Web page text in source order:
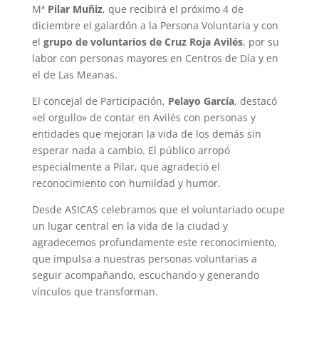
Mª Pilar Muñiz, que recibirá el próximo 4 de
diciembre el galardón a la Persona Voluntaria y con
el grupo de voluntarios de Cruz Roja Avilés, por su
labor con personas mayores en Centros de Día y en
el de Las Meanas.
El concejal de Participación, Pelayo García, destacó
«el orgullo» de contar en Avilés con personas y
entidades que mejoran la vida de los demás sin
esperar nada a cambio. El público arropó
especialmente a Pilar, que agradeció el
reconocimiento con humildad y humor.
Desde ASICAS celebramos que el voluntariado ocupe
un lugar central en la vida de la ciudad y
agradecemos profundamente este reconocimiento,
que impulsa a nuestras personas voluntarias a
seguir acompañando, escuchando y generando
vínculos que transforman.